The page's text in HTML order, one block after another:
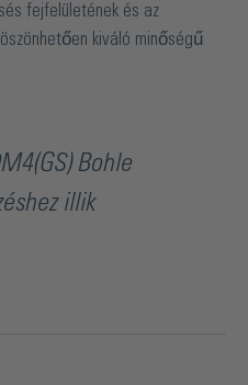
fejfelületének és az
kiváló minőségű
Bohle
illik